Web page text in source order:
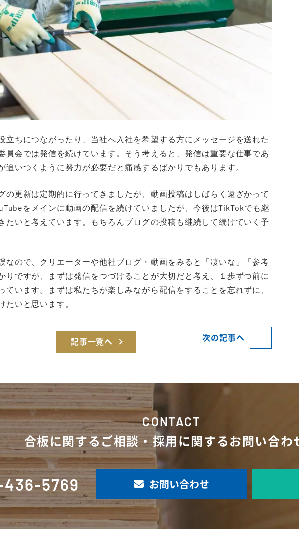
立ちにつながったり、当社へ入社を希望する方にメッセージを送れた
員会では発信を続けています。そう考えると、発信は重要な仕事であ
追いつくように努力が必要だと痛感するばかりでもあります。
の更新は定期的に行ってきましたが、動画投稿はしばらく遠ざかって
をメインに動画の配信を続けていましたが、今後はTikTokでも継
たいと考えています。もちろんブログの投稿も継続して続けていく予
なので、クリエーターや他社ブログ・動画をみると「凄いな」「参考
りですが、まずは発信をつづけることが大切だと考え、１歩ずつ前に
ています。まずは私たちが楽しみながら配信をすることを忘れずに、
たいと思います。
記事一覧へ 次の記事へ
CONTACT
合板に関するご相談・採用に関するお問い合わ
5769 お問い合わせ